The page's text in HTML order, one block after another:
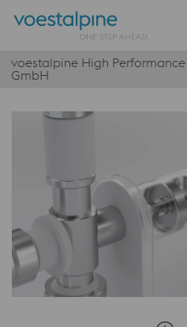
voestalpine High
GmbH